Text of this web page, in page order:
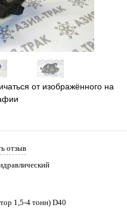
от изображённого на
отзыв
1,5-4 тонн) D40